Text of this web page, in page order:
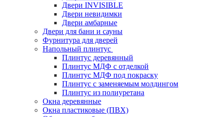
Двери INVISIBLE
Двери невидимки
Двери амбарные
Двери для бани и сауны
Фурнитура для дверей
Напольный плинтус
Плинтус деревянный
Плинтус МДФ с отделкой
Плинтус МДФ под покраску
Плинтус с заменяемым молдингом
Плинтус из полиуретана
Окна деревянные
Окна пластиковые (ПВХ)